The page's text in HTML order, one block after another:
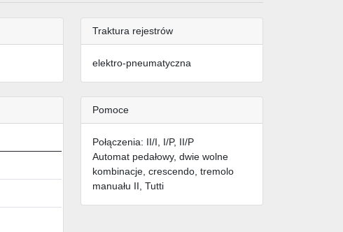
Traktura rejestrów
elektro-pneumatyczna
Pomoce
Połączenia: II/I, I/P, II/P
Automat pedałowy, dwie wolne
kombinacje, crescendo, tremolo
manuału II, Tutti